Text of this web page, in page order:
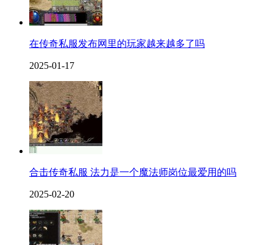
在传奇私服发布网里的玩家越来越多了吗
2025-01-17
合击传奇私服 法力是一个魔法师岗位最爱用的吗
2025-02-20